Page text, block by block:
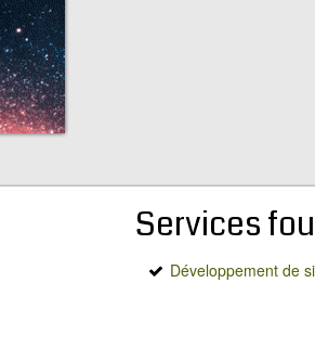
Services
Développement de